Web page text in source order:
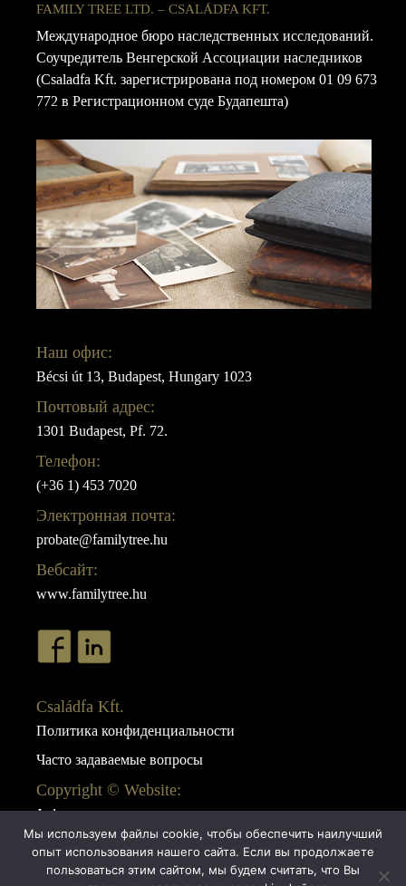
FAMILY TREE LTD. – CSALÁDFA KFT.
Международное бюро наследственных исследований.
Соучредитель Венгерской Ассоциации наследников
(Csaladfa Kft. зарегистрирована под номером 01 09 673
772 в Регистрационном суде Будапешта)
Наш офис:
Bécsi út 13, Budapest, Hungary 1023
Почтовый адрес:
1301 Budapest, Pf. 72.
Телефон:
(+36 1) 453 7020
Электронная почта:
probate@familytree.hu
Вебсайт:
www.familytree.hu
Családfa Kft.
Политика конфиденциальности
Часто задаваемые вопросы
Copyright © Website:
Juda
Webdesign:
AB Design
Мы используем файлы cookie, чтобы обеспечить наилучший
опыт использования нашего сайта. Если вы продолжаете
пользоваться этим сайтом, мы будем считать, что Вы